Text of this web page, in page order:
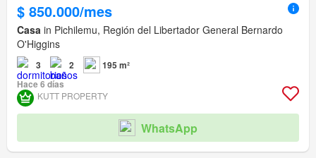
$ 850.000/mes
Casa in Pichilemu, Región del Libertador General Bernardo
O'Higgins
3 2
195 m²
Hace 6 días
KUTT PROPERTY
WhatsApp